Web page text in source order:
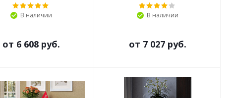
В наличии
от 6 608 руб.
В наличии
от 7 027 руб.